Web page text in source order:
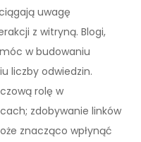
uwagę
z witryną. Blogi,
w budowaniu
liczby odwiedzin.
rolę w
zdobywanie linków
znacząco wpłynąć